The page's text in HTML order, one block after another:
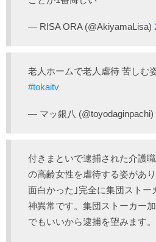
— RISA ORA (@AkiyamaLisa)
老人ホームで老人虐待 苦しむ
#tokaitv
— マッ銀八 (@toyodaginpachi)
付きまといで逮捕された介護
の高齢女性を虐待する姿があ
面白かった｣完全に集団ストー
神異常です。集団ストーカー
でもいいから逮捕を望みます。